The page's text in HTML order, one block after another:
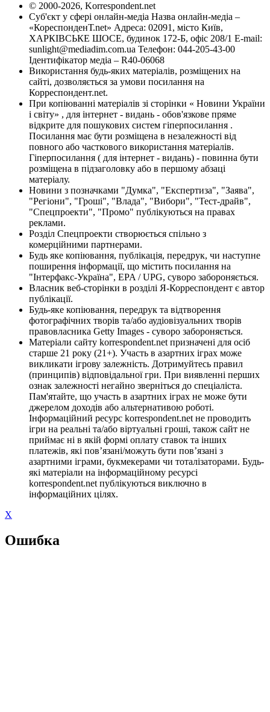
© 2000-2026, Korrespondent.net
Суб'єкт у сфері онлайн-медіа Назва онлайн-медіа –
«КореспонденТ.net» Адреса: 02091, місто Київ,
ХАРКІВСЬКЕ ШОСЕ, будинок 172-Б, офіс 208/1 E-mail:
sunlight@mediadim.com.ua Телефон: 044-205-43-00
Ідентифікатор медіа – R40-06068
Використання будь-яких матеріалів, розміщених на
сайті, дозволяється за умови посилання на
Корреспондент.net.
При копіюванні матеріалів зі сторінки « Новини України
і світу» , для інтернет - видань - обов'язкове пряме
відкрите для пошукових систем гіперпосилання .
Посилання має бути розміщена в незалежності від
повного або часткового використання матеріалів.
Гіперпосилання ( для інтернет - видань) - повинна бути
розміщена в підзаголовку або в першому абзаці
матеріалу.
Новини з позначками "Думка", "Експертиза", "Заява",
"Регіони", "Гроші", "Влада", "Вибори", "Тест-драйв",
"Спецпроекти", "Промо" публікуються на правах
реклами.
Розділ Спецпроекти створюється спільно з
комерційними партнерами.
Будь яке копіювання, публікація, передрук, чи наступне
поширення інформації, що містить посилання на
"Інтерфакс-Україна", EPA / UPG, суворо забороняється.
Власник веб-сторінки в розділі Я-Корреспондент є автор
публікації.
Будь-яке копіювання, передрук та відтворення
фотографічних творів та/або аудіовізуальних творів
правовласника Getty Images - суворо забороняється.
Матеріали сайту korrespondent.net призначені для осіб
старше 21 року (21+). Участь в азартних іграх може
викликати ігрову залежність. Дотримуйтесь правил
(принципів) відповідальної гри. При виявленні перших
ознак залежності негайно зверніться до спеціаліста.
Пам'ятайте, що участь в азартних іграх не може бути
джерелом доходів або альтернативою роботі.
Інформаційний ресурс korrespondent.net не проводить
ігри на реальні та/або віртуальні гроші, також сайт не
приймає ні в якій формі оплату ставок та інших
платежів, які пов’язані/можуть бути пов’язані з
азартними іграми, букмекерами чи тоталізаторами. Будь-
які матеріали на інформаційному ресурсі
korrespondent.net публікуються виключно в
інформаційних цілях.
X
Ошибка